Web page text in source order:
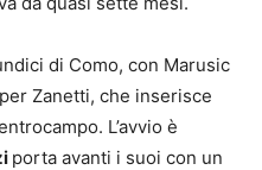
di Como, con Marusic
Zanetti, che inserisce
L’avvio è
porta avanti i suoi con un